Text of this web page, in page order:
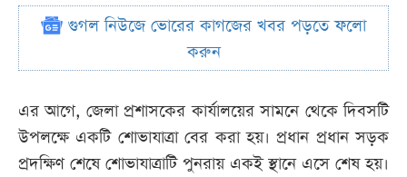
গুগল নিউজে ভোরের কাগজের খবর পড়তে ফলো
করুন
এর আগে, জেলা প্রশাসকের কার্যালয়ের সামনে থেকে দিবসটি
উপলক্ষে একটি শোভাযাত্রা বের করা হয়। প্রধান প্রধান সড়ক
প্রদক্ষিণ শেষে শোভাযাত্রাটি পুনরায় একই স্থানে এসে শেষ হয়।